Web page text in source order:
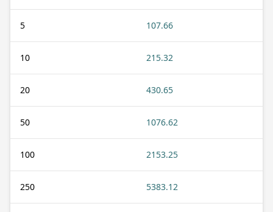
5 107.66
10 215.32
20 430.65
50 1076.62
100 2153.25
250 5383.12